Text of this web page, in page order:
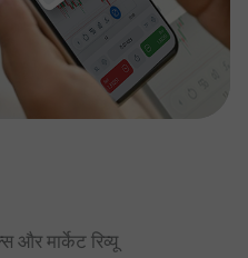
और मार्केट रिव्यू